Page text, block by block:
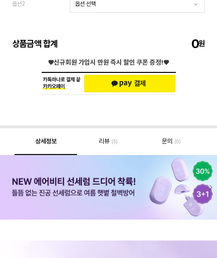
옵션2
상품금액 합계 0
♥신규회원 가입시 만원 즉시 할인 쿠폰 증정!♥
상세정보 리뷰 (5) 문의 (0)